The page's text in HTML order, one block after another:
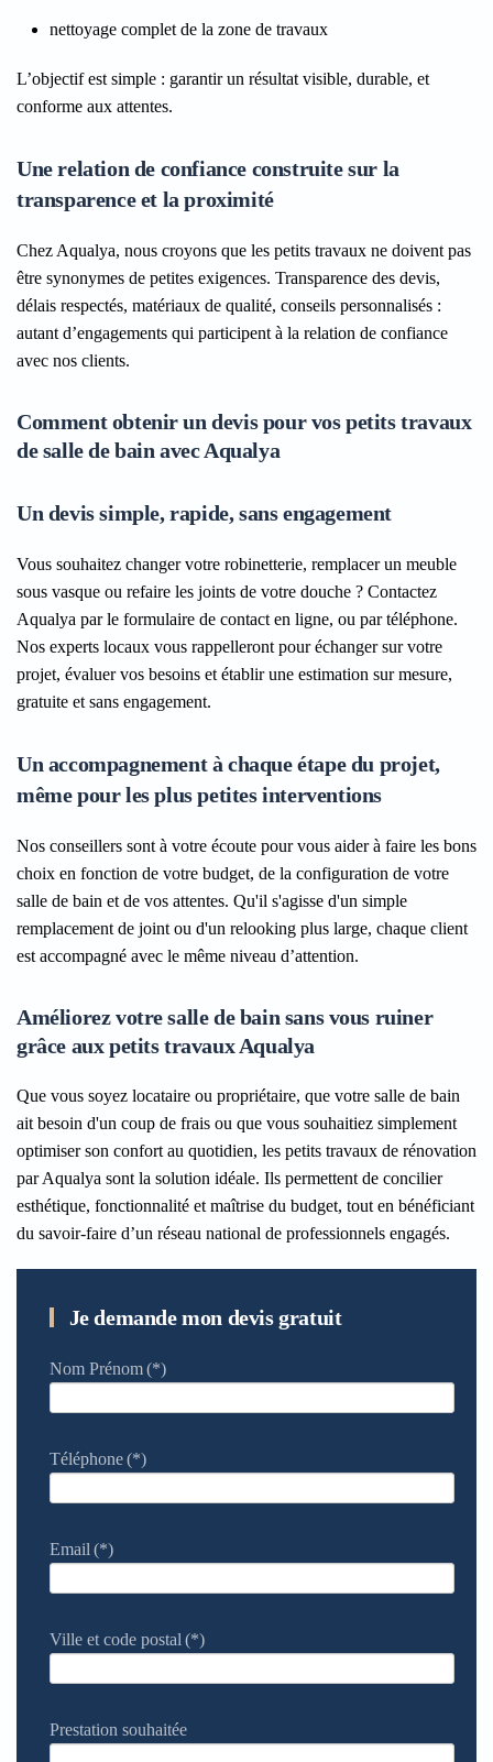
nettoyage complet de la zone de travaux
L’objectif est simple : garantir un résultat visible, durable, et
conforme aux attentes.
Une relation de confiance construite sur la
transparence et la proximité
Chez Aqualya, nous croyons que les petits travaux ne doivent pas
être synonymes de petites exigences. Transparence des devis,
délais respectés, matériaux de qualité, conseils personnalisés :
autant d’engagements qui participent à la relation de confiance
avec nos clients.
Comment obtenir un devis pour vos petits travaux
de salle de bain avec Aqualya
Un devis simple, rapide, sans engagement
Vous souhaitez changer votre robinetterie, remplacer un meuble
sous vasque ou refaire les joints de votre douche ? Contactez
Aqualya par le formulaire de contact en ligne, ou par téléphone.
Nos experts locaux vous rappelleront pour échanger sur votre
projet, évaluer vos besoins et établir une estimation sur mesure,
gratuite et sans engagement.
Un accompagnement à chaque étape du projet,
même pour les plus petites interventions
Nos conseillers sont à votre écoute pour vous aider à faire les bons
choix en fonction de votre budget, de la configuration de votre
salle de bain et de vos attentes. Qu'il s'agisse d'un simple
remplacement de joint ou d'un relooking plus large, chaque client
est accompagné avec le même niveau d’attention.
Améliorez votre salle de bain sans vous ruiner
grâce aux petits travaux Aqualya
Que vous soyez locataire ou propriétaire, que votre salle de bain
ait besoin d'un coup de frais ou que vous souhaitiez simplement
optimiser son confort au quotidien, les petits travaux de rénovation
par Aqualya sont la solution idéale. Ils permettent de concilier
esthétique, fonctionnalité et maîtrise du budget, tout en bénéficiant
du savoir-faire d’un réseau national de professionnels engagés.
Je demande mon devis gratuit
Nom Prénom(*)
Téléphone(*)
Email (*)
Ville et code postal (*)
Prestation souhaitée